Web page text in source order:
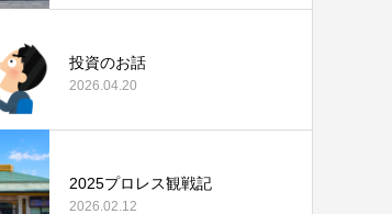
投資のお話
2026.04.20
2025プロレス観戦記
2026.02.12